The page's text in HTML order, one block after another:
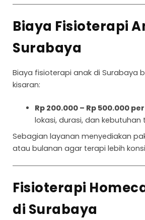
Biaya Fisioterapi
Surabaya
Biaya fisioterapi anak di Surabaya
kisaran:
Rp 200.000 – Rp 500.000
lokasi, durasi, dan kebutuhan
Sebagian layanan menyediakan
atau bulanan agar terapi lebih
Fisioterapi
di Surabaya